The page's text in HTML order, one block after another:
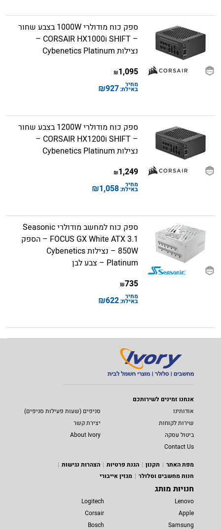
ספק כוח מודולרי 1000W בצבע שחור
– CORSAIR HX1000i SHIFT –
נצילות Cybenetics Platinum
1,095
₪
מחיר
באילת:927
₪
ספק כוח מודולרי 1200W בצבע שחור
– CORSAIR HX1200i SHIFT –
נצילות Cybenetics Platinum
1,249
₪
מחיר
באילת:1,058
₪
ספק כוח למחשב מודולרי Seasonic
FOCUS GX White ATX 3.1 – הספק
850W – נצילות Cybenetics
Platinum – צבע לבן
735
₪
מחיר
באילת:622
₪
אנחנו זמינים לשירותכם
אודותינו
סניפים (שעות פעילות סניפים)
שירות לקוחות
יצירת קשר
ביטול עסקה
About Ivory
Contact Us
מפת האתר
תקנון הגנת פרטיות
הצהרות נגישות
חנות מחשבים וסלולר
מגזין אייבורי
חנויות מותג
Lenovo
Apple
Samsung
Logitech
Corsair
Bosch